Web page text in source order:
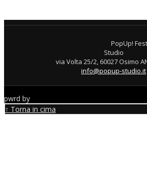
PopUp!
Studio
via Volta 25/2, 60027 Osimo
info@popup-studio.it
pwrd by
↑ Torna in cima